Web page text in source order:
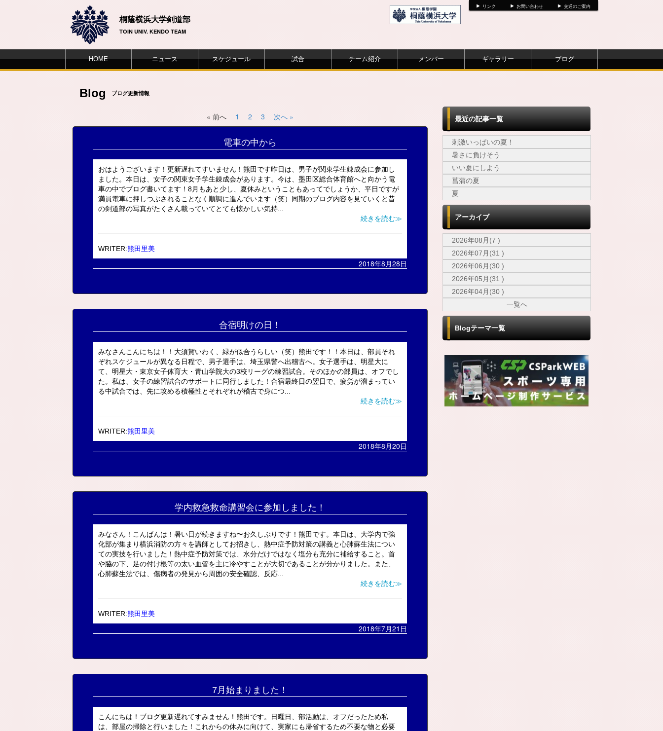
リンク お問い合わせ 交通のご案内
桐蔭横浜大学剣道部
TOIN UNIV. KENDO TEAM
HOME ニュース スケジュール 試合 チーム紹介 メンバー ギャラリー ブログ
Blog ブログ更新情報
« 前へ 1 2 3 次へ »
電車の中から
おはようございます！更新遅れてすいません！熊田です昨日は、男子が関東学生錬成会に参加し
ました。本日は、女子の関東女子学生錬成会があります。今は、墨田区総合体育館へと向かう電
車の中でブログ書いてます！8月もあと少し、夏休みということもあってでしょうか、平日ですが
満員電車に押しつぶされることなく順調に進んでいます（笑）同期のブログ内容を見ていくと昔
の剣道部の写真がたくさん載っていてとても懐かしい気持...
続きを読む≫
WRITER:熊田里美
2018年8月28日
合宿明けの日！
みなさんこんにちは！！大須賀いわく、緑が似合うらしい（笑）熊田です！！本日は、部員それ
ぞれスケジュールが異なる日程で、男子選手は、埼玉県警へ出稽古へ。女子選手は、明星大に
て、明星大・東京女子体育大・青山学院大の3校リーグの練習試合。そのほかの部員は、オフでし
た。私は、女子の練習試合のサポートに同行しました！合宿最終日の翌日で、疲労が溜まってい
る中試合では、先に攻める積極性とそれぞれが稽古で身につ...
続きを読む≫
WRITER:熊田里美
2018年8月20日
学内救急救命講習会に参加しました！
みなさん！こんばんは！暑い日が続きますね〜お久しぶりです！熊田です。本日は、大学内で強
化部が集まり横浜消防の方々を講師としてお招きし、熱中症予防対策の講義と心肺蘇生法につい
ての実技を行いました！熱中症予防対策では、水分だけではなく塩分も充分に補給すること。首
や脇の下、足の付け根等の太い血管を主に冷やすことが大切であることが分かりました。また、
心肺蘇生法では、傷病者の発見から周囲の安全確認、反応...
続きを読む≫
WRITER:熊田里美
2018年7月21日
7月始まりました！
こんにちは！ブログ更新遅れてすみません！熊田です。日曜日、部活動は、オフだったため私
は、部屋の掃除と行いました！これからの休みに向けて、実家にも帰省するため不要な物と必要
最近の記事一覧
刺激いっぱいの夏！
暑さに負けそう
いい夏にしよう
菖蒲の夏
夏
アーカイブ
2026年08月(7 )
2026年07月(31 )
2026年06月(30 )
2026年05月(31 )
2026年04月(30 )
一覧へ
Blogテーマ一覧